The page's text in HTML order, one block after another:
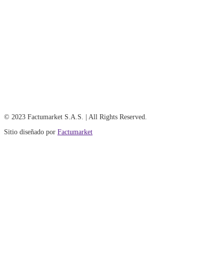
© 2023 Factumarket S.A.S. | All Rights Reserved.
Sitio diseñado por Factumarket